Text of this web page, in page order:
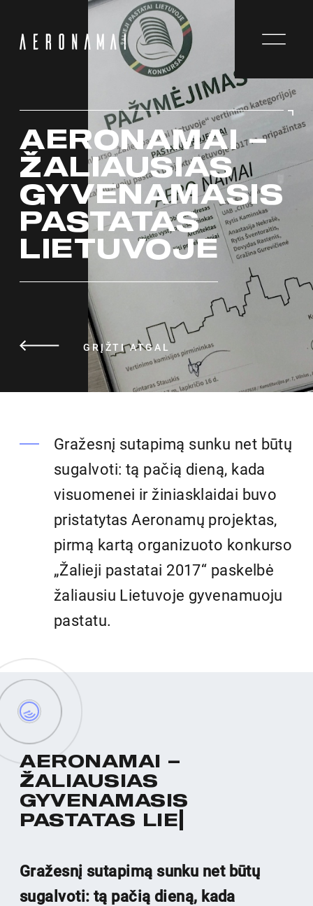
AERONAMAI –
ŽALIAUSIAS
GYVENAMASIS
PASTATAS
LIETUVOJE
GRĮŽTI ATGAL
Gražesnį sutapimą sunku net būtų
sugalvoti: tą pačią dieną, kada
visuomenei ir žiniasklaidai buvo
pristatytas Aeronamų projektas,
pirmą kartą organizuoto konkurso
„Žalieji pastatai 2017“ paskelbė
žaliausiu Lietuvoje gyvenamuoju
pastatu.
AERONAMAI –
ŽALIAUSIAS
GYVENAMASIS
PASTATAS LIE
Gražesnį sutapimą sunku net būtų
sugalvoti: tą pačią dieną, kada